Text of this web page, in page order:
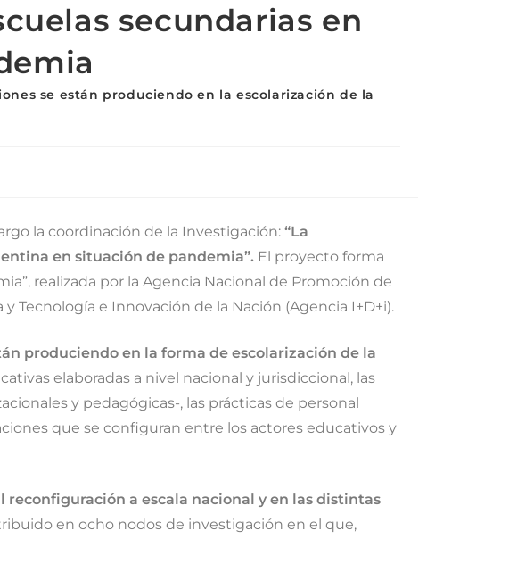
secundarias en
se están produciendo en la escolarización de la
la coordinación de la Investigación: “La
en situación de pandemia”. El proyecto forma
realizada por la Agencia Nacional de Promoción de
Tecnología e Innovación de la Nación (Agencia I+D+i).
produciendo en la forma de escolarización de la
elaboradas a nivel nacional y jurisdiccional, las
y pedagógicas-, las prácticas de personal
que se configuran entre los actores educativos y
a escala nacional y en las distintas
en ocho nodos de investigación en el que,